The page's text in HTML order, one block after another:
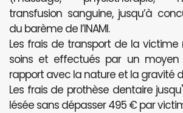
transfusion sanguine, jusqu’à
du barème de l’INAMI.
Les frais de transport de la victime
soins et effectués par un
rapport avec la nature et la gravité
Les frais de prothèse dentaire
lésée sans dépasser 495 € par